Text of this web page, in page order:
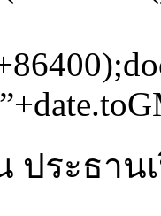
ประธาน